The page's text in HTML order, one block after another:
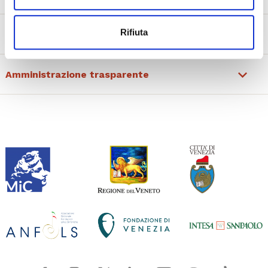
Rifiuta
Amministrazione trasparente